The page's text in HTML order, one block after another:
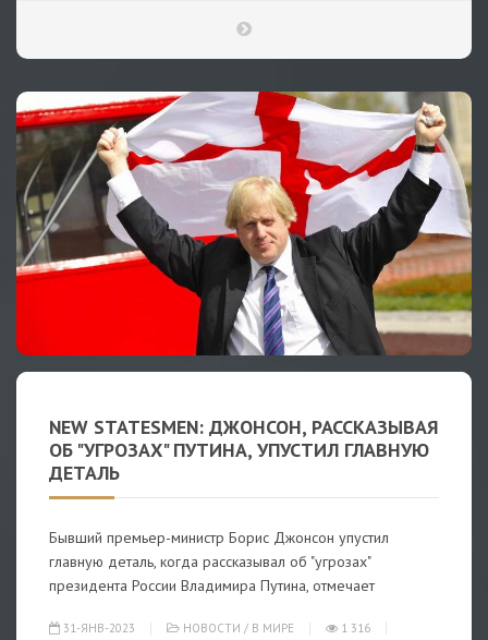
NEW STATESMEN: ДЖОНСОН, РАССКАЗЫВАЯ
ОБ "УГРОЗАХ" ПУТИНА, УПУСТИЛ ГЛАВНУЮ
ДЕТАЛЬ
Бывший премьер-министр Борис Джонсон упустил
главную деталь, когда рассказывал об "угрозах"
президента России Владимира Путина, отмечает
31-ЯНВ-2023 НОВОСТИ / В МИРЕ 1 316